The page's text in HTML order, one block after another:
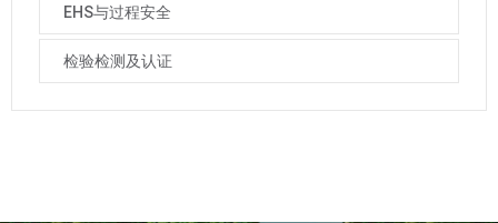
EHS与过程安全
检验检测及认证